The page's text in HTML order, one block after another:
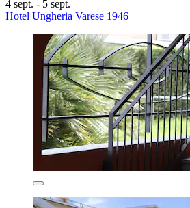
4 sept. - 5 sept.
Hotel Ungheria Varese 1946